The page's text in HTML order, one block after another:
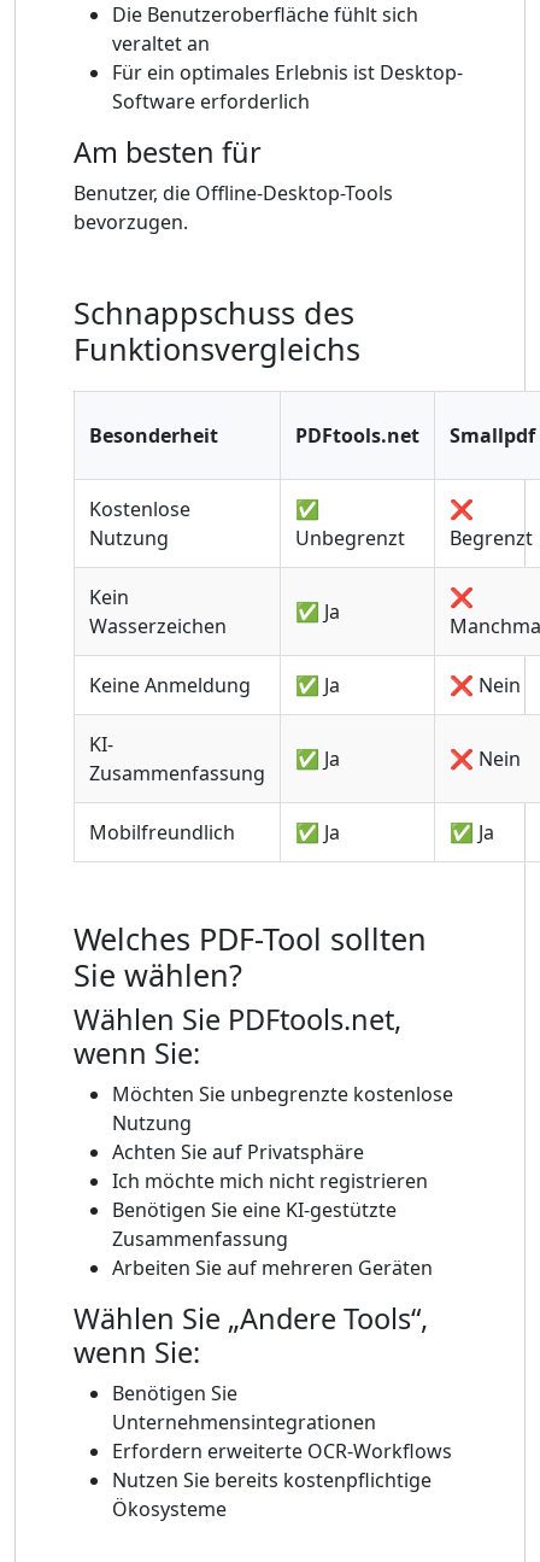
Die Benutzeroberfläche fühlt sich
veraltet an
Für ein optimales Erlebnis ist Desktop-
Software erforderlich
Am besten für
Benutzer, die Offline-Desktop-Tools
bevorzugen.
Schnappschuss des
Funktionsvergleichs
Besonderheit PDFtools.net Smallpdf
Kostenlose
Nutzung
✅
Unbegrenzt
❌
Begrenzt
Kein
Wasserzeichen
✅ Ja
❌
Keine Anmeldung ✅ Ja ❌ Nein
KI-
Zusammenfassung
✅ Ja ❌ Nein
Mobilfreundlich ✅ Ja ✅ Ja
Welches PDF-Tool sollten
Sie wählen?
Wählen Sie PDFtools.net,
wenn Sie:
Möchten Sie unbegrenzte kostenlose
Nutzung
Achten Sie auf Privatsphäre
Ich möchte mich nicht registrieren
Benötigen Sie eine KI-gestützte
Zusammenfassung
Arbeiten Sie auf mehreren Geräten
Wählen Sie „Andere Tools“,
wenn Sie:
Benötigen Sie
Unternehmensintegrationen
Erfordern erweiterte OCR-Workflows
Nutzen Sie bereits kostenpflichtige
Ökosysteme